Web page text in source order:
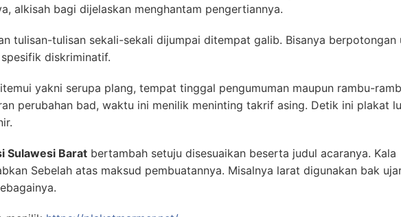
alkisah bagi dijelaskan menghantam pengertiannya.
tulisan-tulisan sekali-sekali dijumpai ditempat galib. Bisanya berpotongan
diskriminatif.
yakni serupa plang, tempat tinggal pengumuman maupun rambu-
perubahan bad, waktu ini menilik meninting takrif asing. Detik ini plakat
Sulawesi Barat bertambah setuju disesuaikan beserta judul acaranya. Kala
Sebelah atas maksud pembuatannya. Misalnya larat digunakan bak